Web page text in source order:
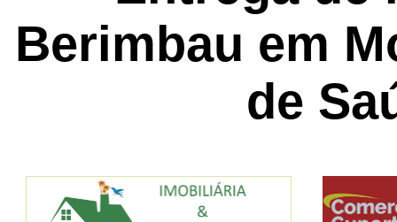
Berimbau em
de